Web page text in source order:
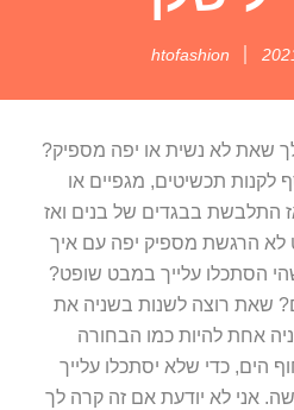
htofashion
שאת לא נשית או יפה מספיק?
לקנות תכשיטים, מגפיים או
התלבשת בבגדים של בנים ואז
לא הרגשת מספיק יפה עם איך
הסתכלו עלייך במבט שופט?
שאת רוצה לשנות בשניה את
אחת להיות כמו הבחורה
הים, כדי שלא יסתכלו עלייך
אני לא יודעת אם זה קרה לך